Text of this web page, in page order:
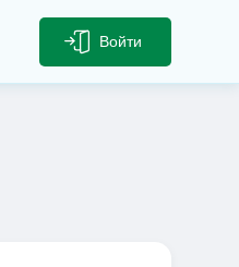
Войти